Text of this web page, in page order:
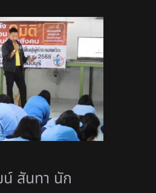
สันทา นัก